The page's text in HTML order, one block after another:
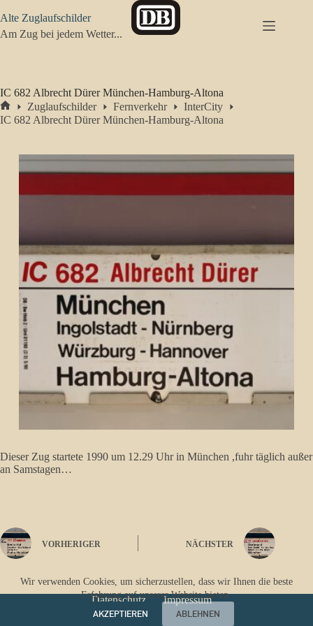
Inhalt
springen
Wir verwenden Cookies, um sicherzustellen, dass wir Ihnen die beste
Erfahrung auf unserer Website bieten.
AKZEPTIEREN
ABLEHNEN
Alte Zuglaufschilder
Am Zug bei jedem Wetter...
IC 682 Albrecht Dürer München-Hamburg-Altona
Start
Zuglaufschilder Fernverkehr
InterCity
IC 682 Albrecht Dürer München-Hamburg-Altona
Dieser Zug startete 1990 um 12.29 Uhr in München ,fuhr täglich außer
an Samstagen…
VORHERIGER NÄCHSTER
Datenschutz Impressum